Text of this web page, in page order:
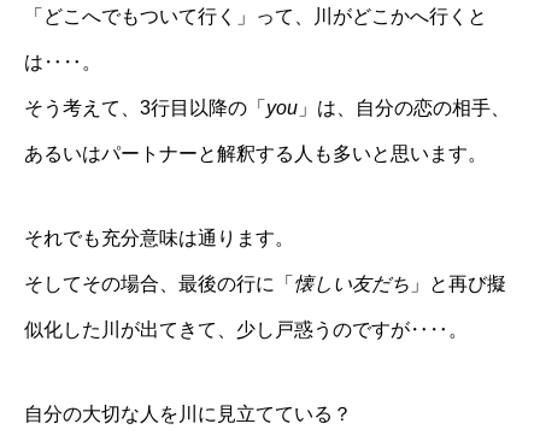
「どこへでもついて行く」って、川がどこかへ行くと
は‥‥。
そう考えて、3行目以降の「 you 」は、自分の恋の相手、
あるいはパートナーと解釈する人も多いと思います。
それでも充分意味は通ります。
そしてその場合、最後の行に「 懐しい友だち 」と再び擬
似化した川が出てきて、少し戸惑うのですが‥‥。
自分の大切な人を川に見立てている？